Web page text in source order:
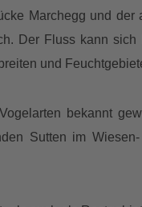
Marchegg und
Der Fluss kann
und
bekannt
Sutten im